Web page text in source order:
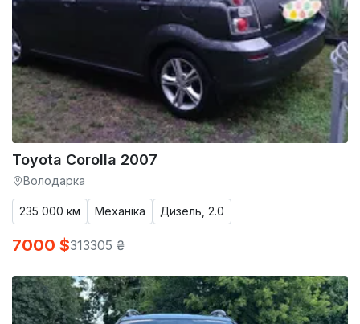
Toyota Corolla 2007
Володарка
235 000 км Механіка Дизель, 2.0
7000 $313305 ₴